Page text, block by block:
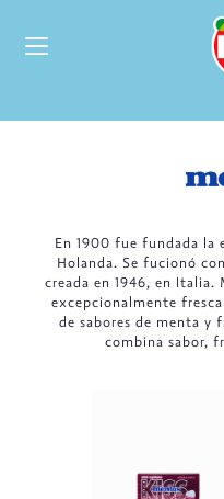
En 1900 fue fundada la
Holanda. Se fucionó
creada en 1946, en Italia.
excepcionalmente
de sabores de menta y
combina sabor,